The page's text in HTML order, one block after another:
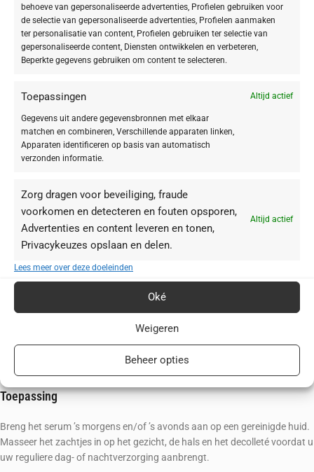
behoeve van gepersonaliseerde advertenties, Profielen gebruiken voor
de selectie van gepersonaliseerde advertenties, Profielen aanmaken
ter personalisatie van content, Profielen gebruiken ter selectie van
gepersonaliseerde content, Diensten ontwikkelen en verbeteren,
Beperkte gegevens gebruiken om content te selecteren.
Toepassingen Altijd actief
Gegevens uit andere gegevensbronnen met elkaar
matchen en combineren, Verschillende apparaten linken,
Apparaten identificeren op basis van automatisch
verzonden informatie.
Zorg dragen voor beveiliging, fraude
voorkomen en detecteren en fouten opsporen,
Advertenties en content leveren en tonen,
Privacykeuzes opslaan en delen.
Altijd actief
Lees meer over deze doeleinden
Oké
Weigeren
Beheer opties
op resultaat.
Het bevordert een elastisch huidbeeld en zorgt voor eenzichtbaar egale,
kalme en evenwichtige teint, terwijl het je huid beschermt tegen
De kracht van dit serum ligt in het
11% AMINO LIPID PRO-BARRIER
COMPLEX. Dit geavanceerde complex versterkt de natuurlijke
barrièrefunctie van je huid en zorgt voor een veerkrachtig resultaat.
Amino-Lipid Complex (Aminozuren & Betaine):
imiteert. Samen met Betaine hydrateert dit je huid intensief en
ondersteunt het de barrière.
PRO-SIRT-Activator (Biosacchariden): Ondersteunt de natuurlijke SIRT-
1-activiteit. Dit verbetert het huidbeeld, helpt vroege tekenen van
uitziende huid.
Amandelolie:
voedingsstoffen voor een merkbaar soepel en zacht gevoel.
SOD, Thiotaine en ECGC
oxidatieve stress en vrije radicalen.
Een vochtbindende krachtpatser die de hydratatie van je huid
optimaliseert.
Toepassing
Breng het serum ’s morgens en/of ’s avonds aan op een gereinigde huid.
Masseer het zachtjes in op het gezicht, de hals en het decolleté voordat u
uw reguliere dag- of nachtverzorging aanbrengt.